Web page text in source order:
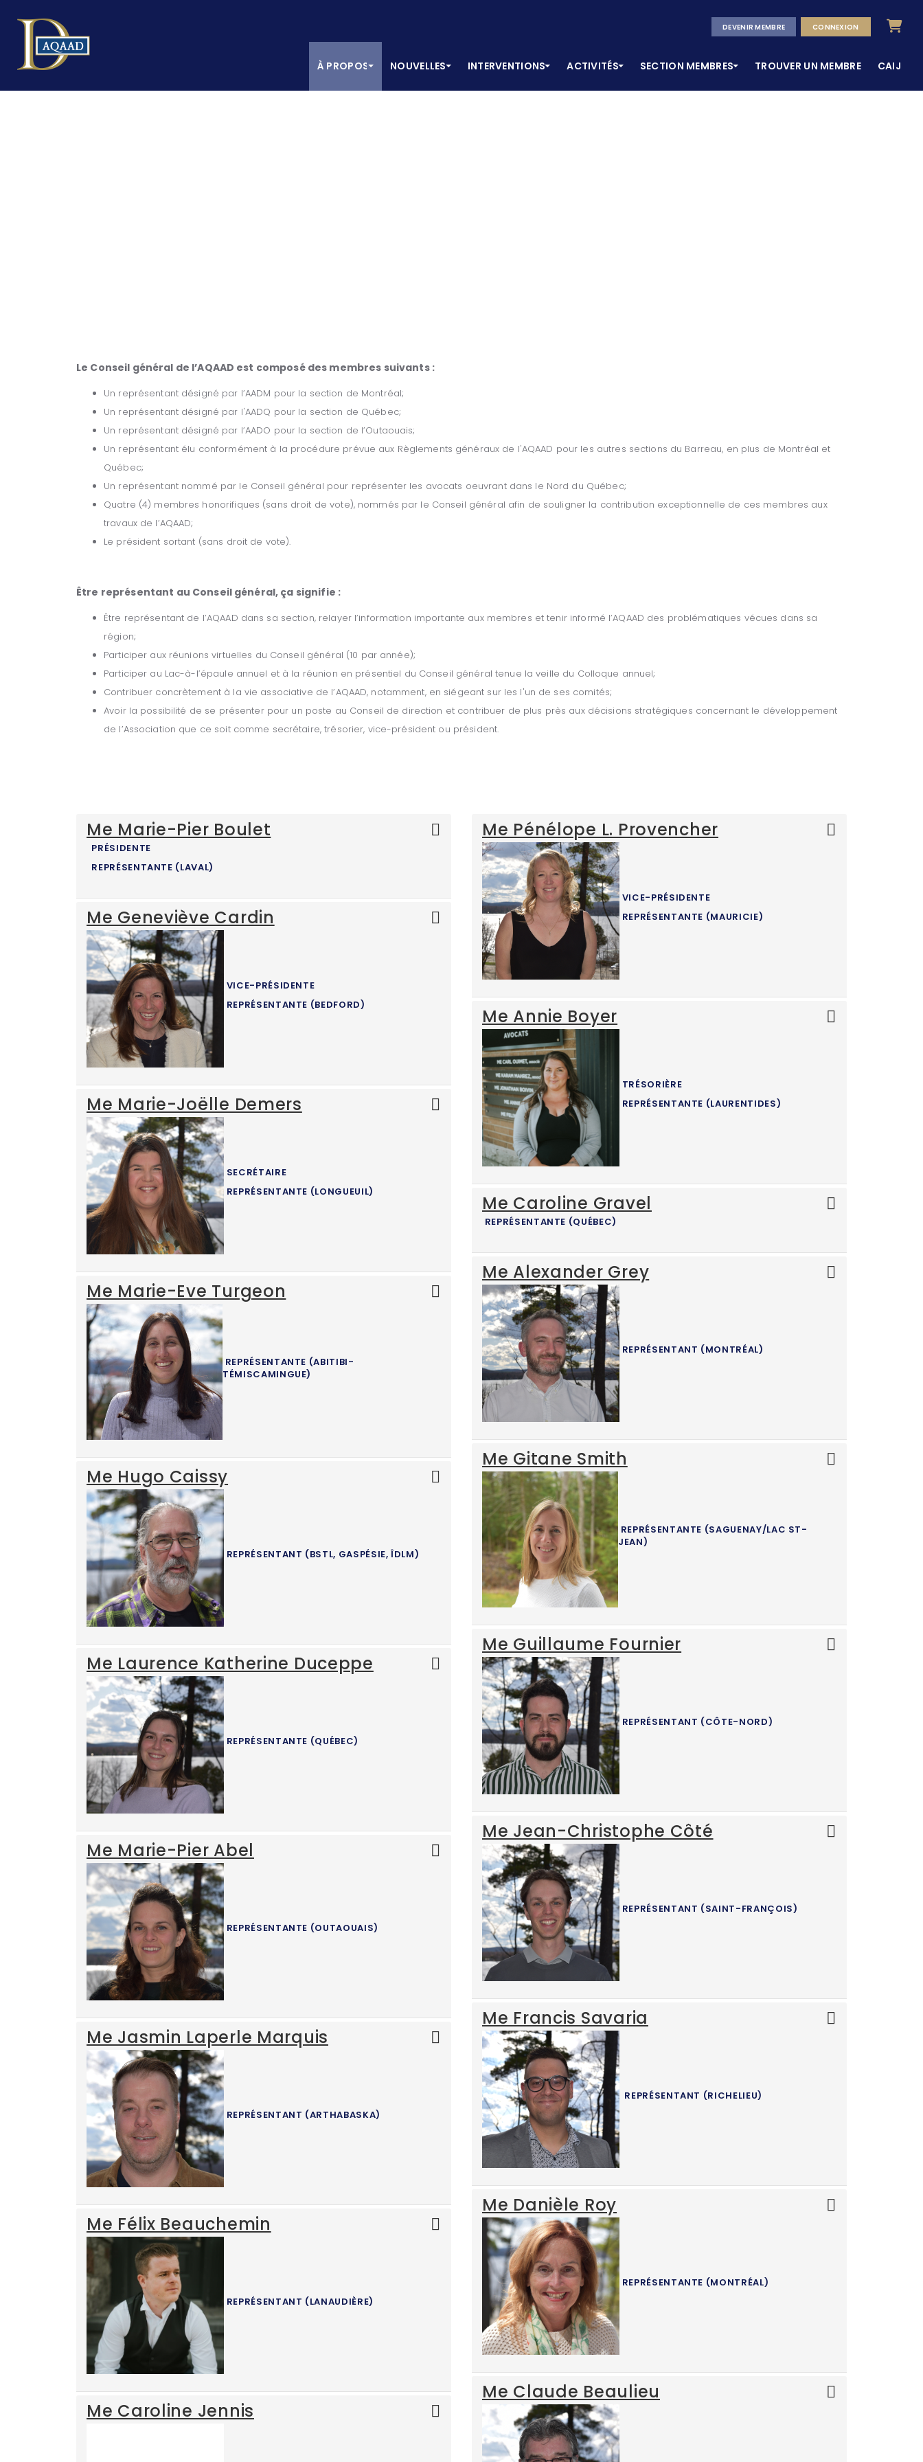
DEVENIR MEMBRE CONNEXION Panier
À PROPOS NOUVELLES INTERVENTIONS ACTIVITÉS SECTION MEMBRES TROUVER UN MEMBRE CAIJ
Le Conseil général de l’AQAAD est composé des membres suivants :
Un représentant désigné par l’AADM pour la section de Montréal;
Un représentant désigné par l'AADQ pour la section de Québec;
Un représentant désigné par l’AADO pour la section de l’Outaouais;
Un représentant élu conformément à la procédure prévue aux Règlements généraux de l'AQAAD pour les autres sections du Barreau, en plus de Montréal et
Québec;
Un représentant nommé par le Conseil général pour représenter les avocats oeuvrant dans le Nord du Québec;
Quatre (4) membres honorifiques (sans droit de vote), nommés par le Conseil général afin de souligner la contribution exceptionnelle de ces membres aux
travaux de l’AQAAD;
Le président sortant (sans droit de vote).
Être représentant au Conseil général, ça signifie :
Être représentant de l’AQAAD dans sa section, relayer l’information importante aux membres et tenir informé l’AQAAD des problématiques vécues dans sa
région;
Participer aux réunions virtuelles du Conseil général (10 par année);
Participer au Lac-à-l’épaule annuel et à la réunion en présentiel du Conseil général tenue la veille du Colloque annuel;
Contribuer concrètement à la vie associative de l’AQAAD, notamment, en siégeant sur les l'un de ses comités;
Avoir la possibilité de se présenter pour un poste au Conseil de direction et contribuer de plus près aux décisions stratégiques concernant le développement
de l’Association que ce soit comme secrétaire, trésorier, vice-président ou président.
Me Marie-Pier Boulet
PRÉSIDENTE
REPRÉSENTANTE (LAVAL)
Me Geneviève Cardin
VICE-PRÉSIDENTE
REPRÉSENTANTE (BEDFORD)
Me Marie-Joëlle Demers
SECRÉTAIRE
REPRÉSENTANTE (LONGUEUIL)
Me Marie-Eve Turgeon
REPRÉSENTANTE (ABITIBI-
TÉMISCAMINGUE)
Me Hugo Caissy
REPRÉSENTANT (BSTL, GASPÉSIE, ÎDLM)
Me Laurence Katherine Duceppe
REPRÉSENTANTE (QUÉBEC)
Me Marie-Pier Abel
REPRÉSENTANTE (OUTAOUAIS)
Me Jasmin Laperle Marquis
REPRÉSENTANT (ARTHABASKA)
Me Félix Beauchemin
REPRÉSENTANT (LANAUDIÈRE)
Me Caroline Jennis
Me Pénélope L. Provencher
VICE-PRÉSIDENTE
REPRÉSENTANTE (MAURICIE)
Me Annie Boyer
TRÉSORIÈRE
REPRÉSENTANTE (LAURENTIDES)
Me Caroline Gravel
REPRÉSENTANTE (QUÉBEC)
Me Alexander Grey
REPRÉSENTANT (MONTRÉAL)
Me Gitane Smith
REPRÉSENTANTE (SAGUENAY/LAC ST-
JEAN)
Me Guillaume Fournier
REPRÉSENTANT (CÔTE-NORD)
Me Jean-Christophe Côté
REPRÉSENTANT (SAINT-FRANÇOIS)
Me Francis Savaria
REPRÉSENTANT (RICHELIEU)
Me Danièle Roy
REPRÉSENTANTE (MONTRÉAL)
Me Claude Beaulieu